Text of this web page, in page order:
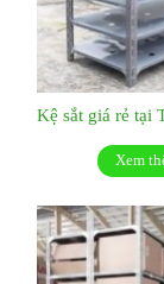
Xem